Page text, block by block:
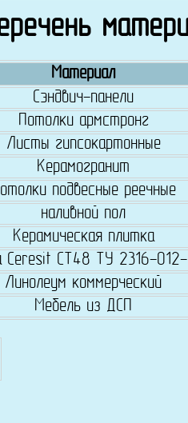
Материал
Сэндвич-панели
Потолки армстронг
Листы гипсокартонные
Керамогранит
подвесные реечные
наливной пол
Керамическая плитка
Ceresit CT48 ТУ 2316-
Линолеум коммерческий
Мебель из ДСП